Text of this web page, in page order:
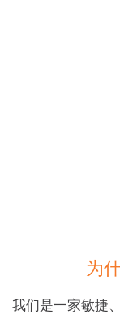
为
我们是一家敏捷